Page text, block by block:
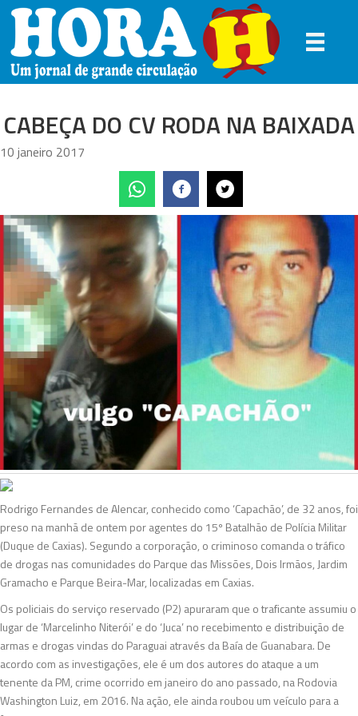
CABEÇA DO CV RODA NA BAIXADA
10 janeiro 2017
Rodrigo Fernandes de Alencar, conhecido como ‘Capachão’, de 32 anos, foi
preso na manhã de ontem por agentes do 15º Batalhão de Polícia Militar
(Duque de Caxias). Segundo a corporação, o criminoso comanda o tráfico
de drogas nas comunidades do Parque das Missões, Dois Irmãos, Jardim
Gramacho e Parque Beira-Mar, localizadas em Caxias.
Os policiais do serviço reservado (P2) apuraram que o traficante assumiu o
lugar de ‘Marcelinho Niterói’ e do ‘Juca’ no recebimento e distribuição de
armas e drogas vindas do Paraguai através da Baía de Guanabara. De
acordo com as investigações, ele é um dos autores do ataque a um
tenente da PM, crime ocorrido em janeiro do ano passado, na Rodovia
Washington Luiz, em 2016. Na ação, ele ainda roubou um veículo para a